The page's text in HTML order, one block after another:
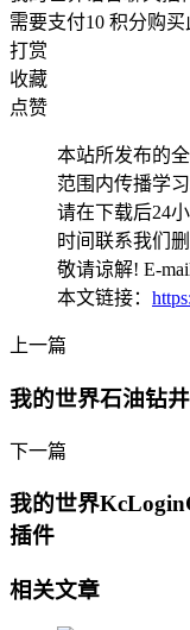
需要支付10 积分购买
打赏
收藏
点赞
本站所发布的
范围内传播学
请在下载后24
时间联系我们删
敬请谅解! E-
本文链接：
上一篇
我的世界石油钻
下一篇
我的世界
插件
相关文章